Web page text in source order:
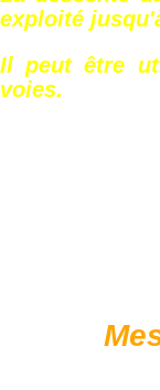
exploité
Il peut être
voies.